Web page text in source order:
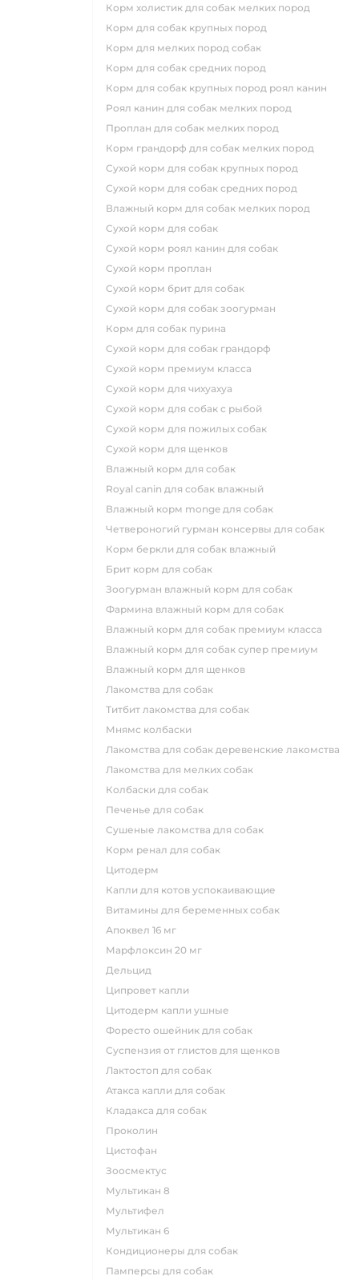
корм холистик для собак мелких пород
корм для собак крупных пород
корм для мелких пород собак
корм для собак средних пород
корм для собак крупных пород роял канин
роял канин для собак мелких пород
проплан для собак мелких пород
корм грандорф для собак мелких пород
сухой корм для собак крупных пород
сухой корм для собак средних пород
влажный корм для собак мелких пород
сухой корм для собак
сухой корм роял канин для собак
сухой корм проплан
сухой корм брит для собак
сухой корм для собак зоогурман
корм для собак пурина
сухой корм для собак грандорф
сухой корм премиум класса
сухой корм для чихуахуа
сухой корм для собак с рыбой
сухой корм для пожилых собак
сухой корм для щенков
влажный корм для собак
royal canin для собак влажный
влажный корм monge для собак
четвероногий гурман консервы для собак
корм беркли для собак влажный
брит корм для собак
зоогурман влажный корм для собак
фармина влажный корм для собак
влажный корм для собак премиум класса
влажный корм для собак супер премиум
влажный корм для щенков
лакомства для собак
титбит лакомства для собак
мнямс колбаски
лакомства для собак деревенские лакомства
лакомства для мелких собак
колбаски для собак
печенье для собак
сушеные лакомства для собак
корм ренал для собак
цитодерм
капли для котов успокаивающие
витамины для беременных собак
апоквел 16 мг
марфлоксин 20 мг
дельцид
ципровет капли
цитодерм капли ушные
форесто ошейник для собак
суспензия от глистов для щенков
лактостоп для собак
атакса капли для собак
кладакса для собак
проколин
цистофан
зоосмектус
мультикан 8
мультифел
мультикан 6
кондиционеры для собак
памперсы для собак